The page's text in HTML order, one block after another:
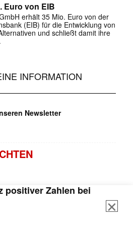
Euro von EIB
erhält 35 Mio. Euro von der
(EIB) für die Entwicklung von
und schließt damit ihre
INFORMATION
Newsletter
positiver Zahlen bei